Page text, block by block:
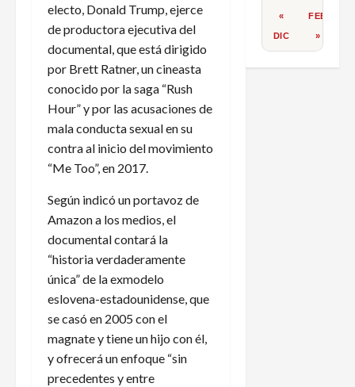
electo, Donald Trump, ejerce
de productora ejecutiva del
documental, que está dirigido
por Brett Ratner, un cineasta
conocido por la saga “Rush
Hour” y por las acusaciones de
mala conducta sexual en su
contra al inicio del movimiento
“Me Too”, en 2017.
Según indicó un portavoz de
Amazon a los medios, el
documental contará la
“historia verdaderamente
única” de la exmodelo
eslovena-estadounidense, que
se casó en 2005 con el
magnate y tiene un hijo con él,
y ofrecerá un enfoque “sin
precedentes y entre
«
DIC
FEB
»